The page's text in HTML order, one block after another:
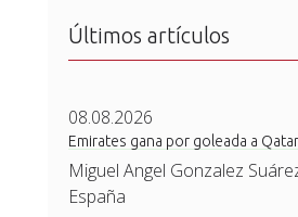
Últimos artículos
08.08.2026
Emirates gana por goleada a
Miguel Angel Gonzalez
España